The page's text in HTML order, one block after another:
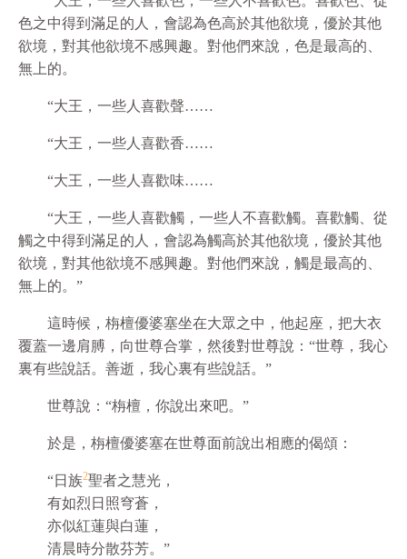
色之中得到滿足的人，會認為色高於其他欲境，優於其他
欲境，對其他欲境不感興趣。對他們來說，色是最高的、
無上的。
“大王，一些人喜歡聲……
“大王，一些人喜歡香……
“大王，一些人喜歡味……
“大王，一些人喜歡觸，一些人不喜歡觸。喜歡觸、從
觸之中得到滿足的人，會認為觸高於其他欲境，優於其他
欲境，對其他欲境不感興趣。對他們來說，觸是最高的、
無上的。”
這時候，栴檀優婆塞坐在大眾之中，他起座，把大衣
覆蓋一邊肩膊，向世尊合掌，然後對世尊說：“世尊，我心
裏有些說話。善逝，我心裏有些說話。”
世尊說：“栴檀，你說出來吧。”
於是，栴檀優婆塞在世尊面前說出相應的偈頌：
“日族2聖者之慧光，
有如烈日照穹蒼，
亦似紅蓮與白蓮，
清晨時分散芬芳。”